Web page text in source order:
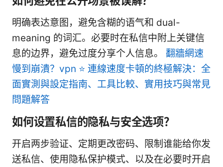
明确表达意图，避免含糊的语气和 dual-
meaning 的词汇。必要时在私信中附上关键信
息的边界，避免过度分享个人信息。 翻牆網速
慢到崩潰？vpn ⭐ 連線速度卡頓的終極解決：全
面實測與設定指南、工具比較、實用技巧與常見
問題解答
如何设置私信的隐私与安全选项？
开启两步验证、定期更改密码、限制谁能给你发
送私信、使用隐私保护模式、以及在必要时开启